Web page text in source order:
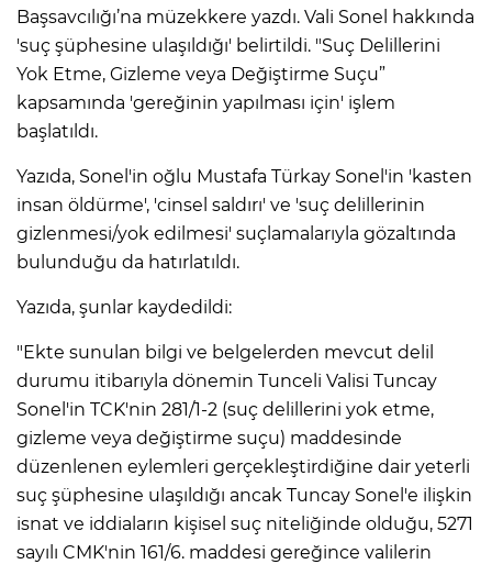
Başsavcılığı’na müzekkere yazdı. Vali Sonel hakkında
'suç şüphesine ulaşıldığı' belirtildi. "Suç Delillerini
Yok Etme, Gizleme veya Değiştirme Suçu”
kapsamında 'gereğinin yapılması için' işlem
başlatıldı.
Yazıda, Sonel'in oğlu Mustafa Türkay Sonel'in 'kasten
insan öldürme', 'cinsel saldırı' ve 'suç delillerinin
gizlenmesi/yok edilmesi' suçlamalarıyla gözaltında
bulunduğu da hatırlatıldı.
Yazıda, şunlar kaydedildi:
"Ekte sunulan bilgi ve belgelerden mevcut delil
durumu itibarıyla dönemin Tunceli Valisi Tuncay
Sonel'in TCK'nin 281/1-2 (suç delillerini yok etme,
gizleme veya değiştirme suçu) maddesinde
düzenlenen eylemleri gerçekleştirdiğine dair yeterli
suç şüphesine ulaşıldığı ancak Tuncay Sonel'e ilişkin
isnat ve iddiaların kişisel suç niteliğinde olduğu, 5271
sayılı CMK'nin 161/6. maddesi gereğince valilerin